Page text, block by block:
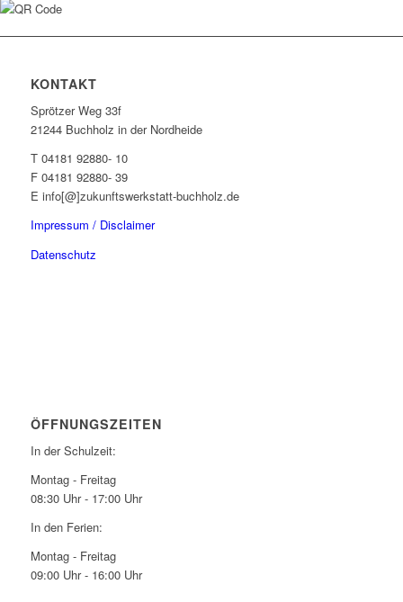
KONTAKT
Sprötzer Weg 33f
21244 Buchholz in der Nordheide
T 04181 92880- 10
F 04181 92880- 39
E info[@]zukunftswerkstatt-buchholz.de
Impressum / Disclaimer
Datenschutz
ÖFFNUNGSZEITEN
In der Schulzeit:
Montag - Freitag
08:30 Uhr - 17:00 Uhr
In den Ferien:
Montag - Freitag
09:00 Uhr - 16:00 Uhr